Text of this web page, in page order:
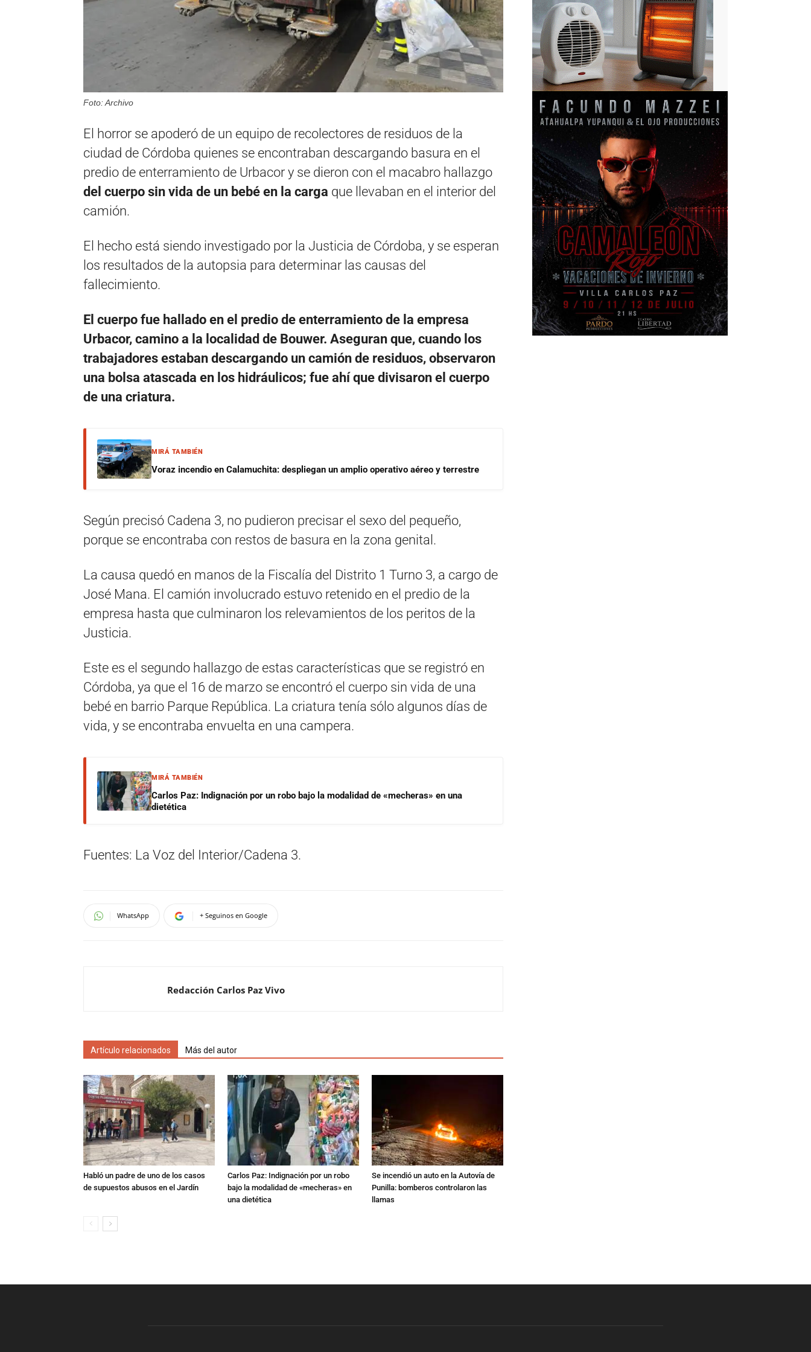
Foto: Archivo
El horror se apoderó de un equipo de recolectores de residuos de la
ciudad de Córdoba quienes se encontraban descargando basura en el
predio de enterramiento de Urbacor y se dieron con el macabro hallazgo
del cuerpo sin vida de un bebé en la carga que llevaban en el interior del
camión.
El hecho está siendo investigado por la Justicia de Córdoba, y se esperan
los resultados de la autopsia para determinar las causas del
fallecimiento.
El cuerpo fue hallado en el predio de enterramiento de la empresa
Urbacor, camino a la localidad de Bouwer. Aseguran que, cuando los
trabajadores estaban descargando un camión de residuos, observaron
una bolsa atascada en los hidráulicos; fue ahí que divisaron el cuerpo
de una criatura.
MIRÁ TAMBIÉN
Voraz incendio en Calamuchita: despliegan un amplio operativo aéreo y terrestre
Según precisó Cadena 3, no pudieron precisar el sexo del pequeño,
porque se encontraba con restos de basura en la zona genital.
La causa quedó en manos de la Fiscalía del Distrito 1 Turno 3, a cargo de
José Mana. El camión involucrado estuvo retenido en el predio de la
empresa hasta que culminaron los relevamientos de los peritos de la
Justicia.
Este es el segundo hallazgo de estas características que se registró en
Córdoba, ya que el 16 de marzo se encontró el cuerpo sin vida de una
bebé en barrio Parque República. La criatura tenía sólo algunos días de
vida, y se encontraba envuelta en una campera.
MIRÁ TAMBIÉN
Carlos Paz: Indignación por un robo bajo la modalidad de «mecheras» en una
dietética
Fuentes: La Voz del Interior/Cadena 3.
WhatsApp + Seguinos en Google
Redacción Carlos Paz Vivo
Artículo relacionados Más del autor
Habló un padre de uno de los casos
de supuestos abusos en el Jardín
Carlos Paz: Indignación por un robo
bajo la modalidad de «mecheras» en
una dietética
Se incendió un auto en la Autovía de
Punilla: bomberos controlaron las
llamas